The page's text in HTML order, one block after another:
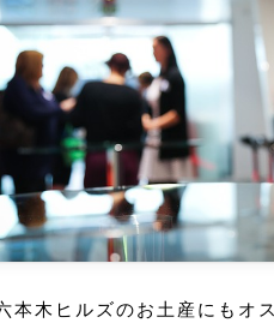
本木ヒルズのお土産にもオ